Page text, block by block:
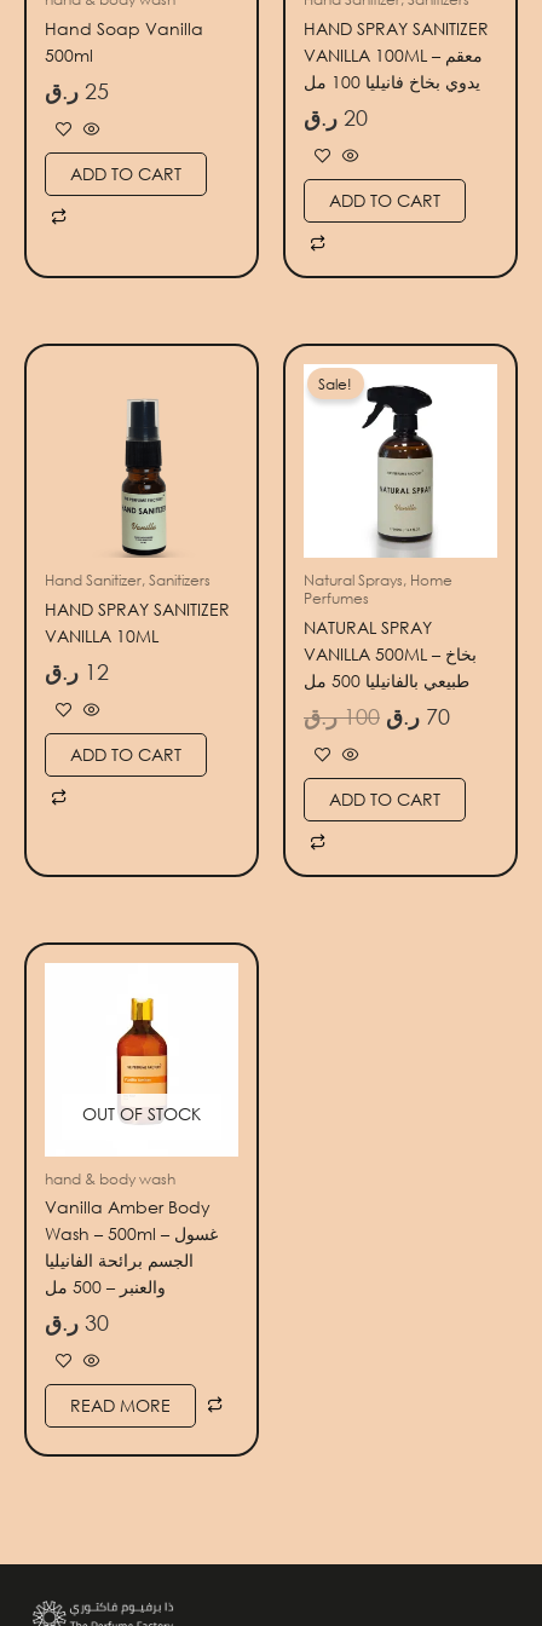
Hand Soap Vanilla
500ml
25 ر.ق
ADD TO CART
HAND SPRAY SANITIZER
VANILLA 100ML – معقم
يدوي بخاخ فانيليا 100 مل
20 ر.ق
ADD TO CART
Hand Sanitizer, Sanitizers
HAND SPRAY SANITIZER
VANILLA 10ML
12 ر.ق
ADD TO CART
Sale!
Natural Sprays, Home
Perfumes
NATURAL SPRAY
VANILLA 500ML – بخاخ
طبيعي بالفانيليا 500 مل
100 ر.ق
Original
price
was:
70 ر.ق
Current
ADD TO CART
OUT OF STOCK
hand & body wash
Vanilla Amber Body
Wash – 500ml – غسول
الجسم برائحة الفانيليا
والعنبر – 500 مل
30 ر.ق
READ MORE